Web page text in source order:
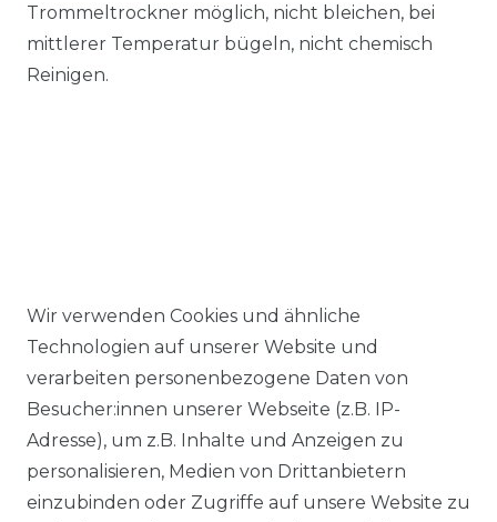
Trommeltrockner möglich, nicht bleichen, bei
mittlerer Temperatur bügeln, nicht chemisch
Reinigen.
Ähnlicher Artikel
Venti - Modern Fit - Herren
Hemd mit Kent-Kragen mit
extra langen Arm (69cm)
(001889)
Wir verwenden Cookies und ähnliche
Technologien auf unserer Website und
verarbeiten personenbezogene Daten von
Besucher:innen unserer Webseite (z.B. IP-
Adresse), um z.B. Inhalte und Anzeigen zu
personalisieren, Medien von Drittanbietern
einzubinden oder Zugriffe auf unsere Website zu